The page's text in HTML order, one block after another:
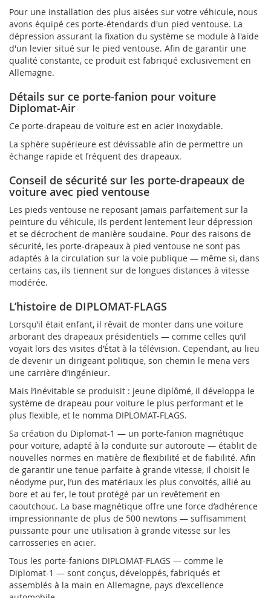
Pour une installation des plus aisées sur votre véhicule, nous
avons équipé ces porte-étendards d'un pied ventouse. La
dépression assurant la fixation du système se module à l'aide
d'un levier situé sur le pied ventouse. Afin de garantir une
qualité constante, ce produit est fabriqué exclusivement en
Allemagne.
Détails sur ce porte-fanion pour voiture
Diplomat-Air
Ce porte-drapeau de voiture est en acier inoxydable.
La sphère supérieure est dévissable afin de permettre un
échange rapide et fréquent des drapeaux.
Conseil de sécurité sur les porte-drapeaux de
voiture avec pied ventouse
Les pieds ventouse ne reposant jamais parfaitement sur la
peinture du véhicule, ils perdent lentement leur dépression
et se décrochent de manière soudaine. Pour des raisons de
sécurité, les porte-drapeaux à pied ventouse ne sont pas
adaptés à la circulation sur la voie publique — même si, dans
certains cas, ils tiennent sur de longues distances à vitesse
modérée.
L’histoire de DIPLOMAT-FLAGS
Lorsqu’il était enfant, il rêvait de monter dans une voiture
arborant des drapeaux présidentiels — comme celles qu’il
voyait lors des visites d’État à la télévision. Cependant, au lieu
de devenir un dirigeant politique, son chemin le mena vers
une carrière d’ingénieur.
Mais l’inévitable se produisit : jeune diplômé, il développa le
système de drapeau pour voiture le plus performant et le
plus flexible, et le nomma DIPLOMAT-FLAGS.
Sa création du Diplomat-1 — un porte-fanion magnétique
pour voiture, adapté à la conduite sur autoroute — établit de
nouvelles normes en matière de flexibilité et de fiabilité. Afin
de garantir une tenue parfaite à grande vitesse, il choisit le
néodyme pur, l’un des matériaux les plus convoités, allié au
bore et au fer, le tout protégé par un revêtement en
caoutchouc. La base magnétique offre une force d’adhérence
impressionnante de plus de 500 newtons — suffisamment
puissante pour une utilisation à grande vitesse sur les
carrosseries en acier.
Tous les porte-fanions DIPLOMAT-FLAGS — comme le
Diplomat-1 — sont conçus, développés, fabriqués et
assemblés à la main en Allemagne, pays d’excellence